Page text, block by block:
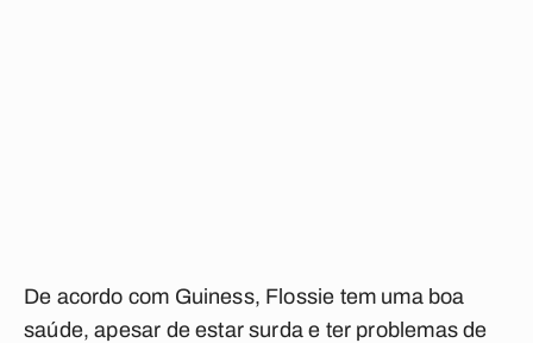
De acordo com Guiness, Flossie tem uma boa
saúde, apesar de estar surda e ter problemas de